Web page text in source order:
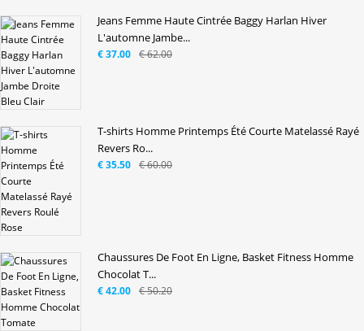
Jeans Femme Haute Cintrée Baggy Harlan Hiver
L'automne Jambe...
€ 62.00
€ 37.00
T-shirts Homme Printemps Été Courte Matelassé Rayé
Revers Ro...
€ 60.00
€ 35.50
Chaussures De Foot En Ligne, Basket Fitness Homme
Chocolat T...
€ 50.20
€ 42.00